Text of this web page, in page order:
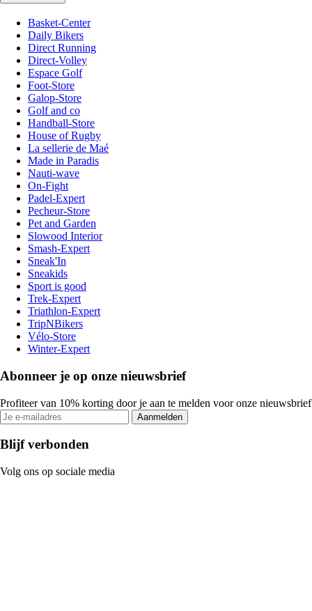
Basket-Center
Daily Bikers
Direct Running
Direct-Volley
Espace Golf
Foot-Store
Galop-Store
Golf and co
Handball-Store
House of Rugby
La sellerie de Maé
Made in Paradis
Nauti-wave
On-Fight
Padel-Expert
Pecheur-Store
Pet and Garden
Slowood Interior
Smash-Expert
Sneak'In
Sneakids
Sport is good
Trek-Expert
Triathlon-Expert
TripNBikers
Vélo-Store
Winter-Expert
Abonneer je op onze nieuwsbrief
Profiteer van 10% korting door je aan te melden voor onze nieuwsbrief
Aanmelden
Blijf verbonden
Volg ons op sociale media